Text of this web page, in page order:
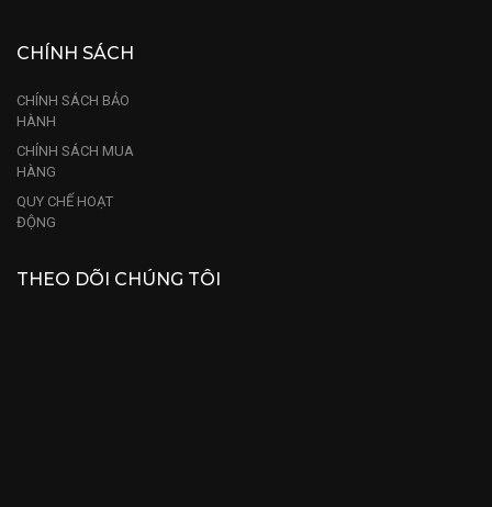
CHÍNH SÁCH
CHÍNH SÁCH BẢO
HÀNH
CHÍNH SÁCH MUA
HÀNG
QUY CHẾ HOẠT
ĐỘNG
THEO DÕI CHÚNG TÔI